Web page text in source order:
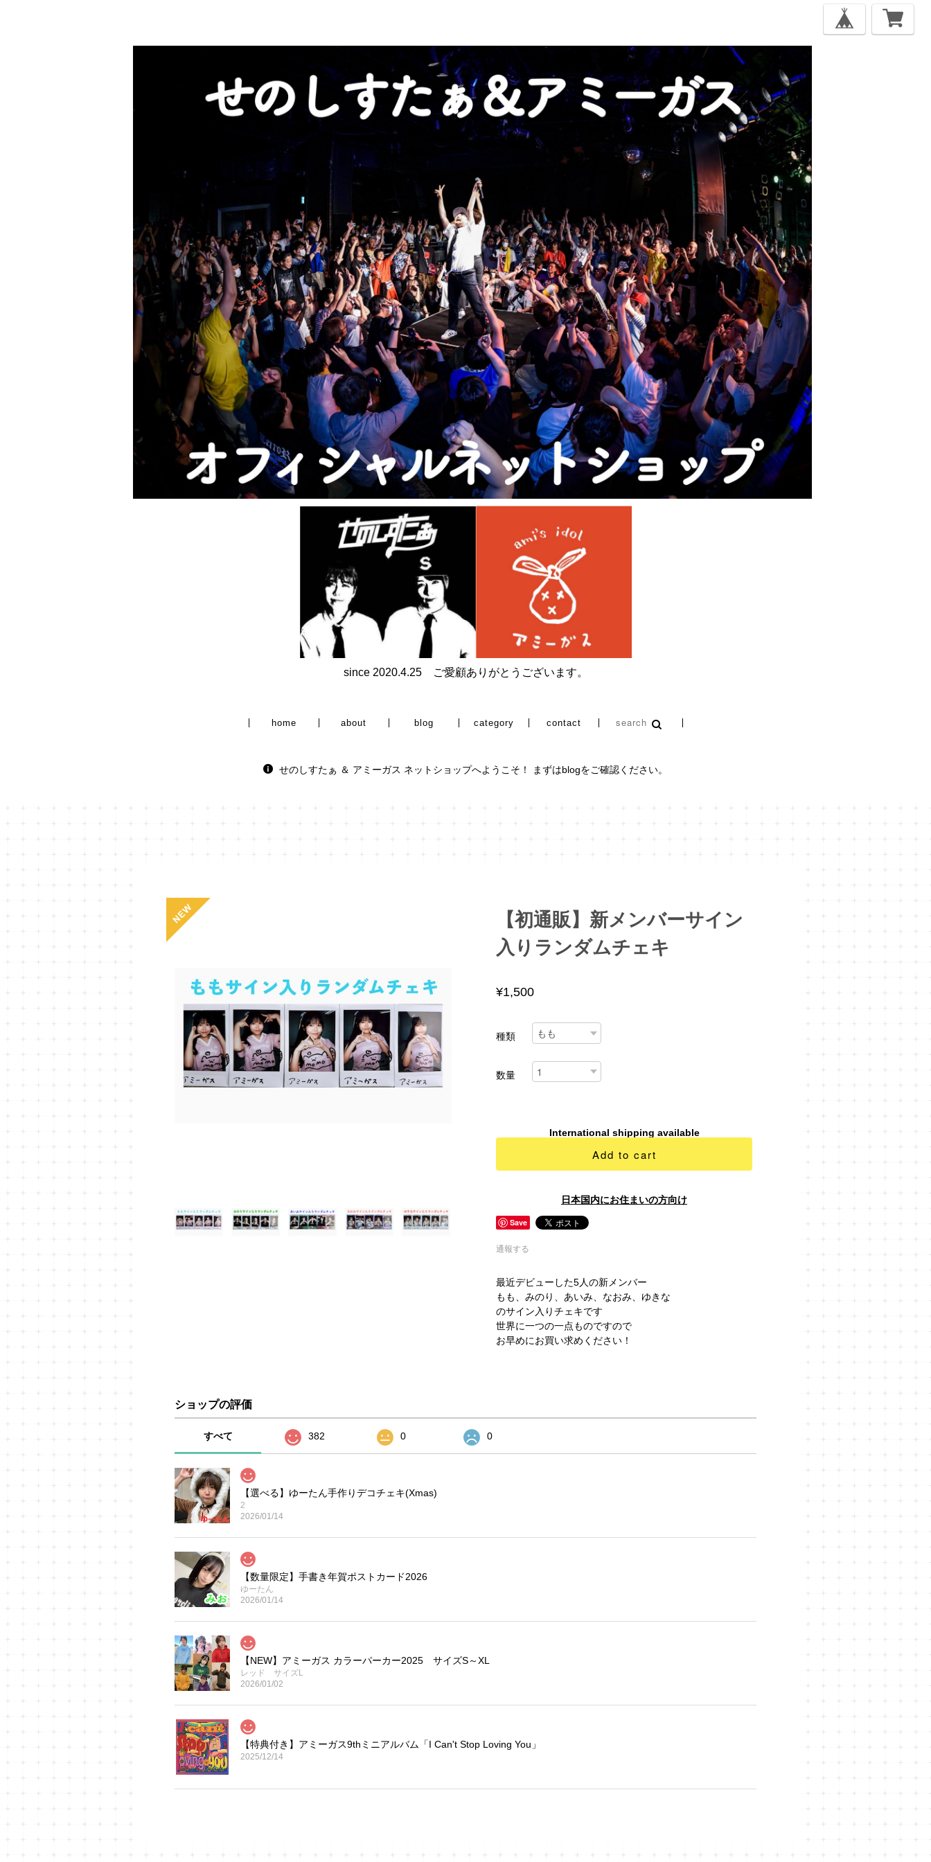
since 2020.4.25 ご愛顧ありがとうございます。
home about blog category contact
せのしすたぁ ＆ アミーガス ネットショップへようこそ！ まずはblogをご確認ください。
【初通販】新メンバーサイン
入りランダムチェキ
¥1,500
種類
数量
International shipping available
Add to cart
日本国内にお住まいの方向け
Save
通報する
最近デビューした5人の新メンバー
もも、みのり、あいみ、なおみ、ゆきな
のサイン入りチェキです
世界に一つの一点ものですので
お早めにお買い求めください！
ショップの評価
すべて 382 0 0
【選べる】ゆーたん手作りデコチェキ(Xmas)
2
2026/01/14
【数量限定】手書き年賀ポストカード2026
ゆーたん
2026/01/14
【NEW】アミーガス カラーパーカー2025 サイズS～XL
レッド サイズL
2026/01/02
【特典付き】アミーガス9thミニアルバム「I Can't Stop Loving You」
2025/12/14